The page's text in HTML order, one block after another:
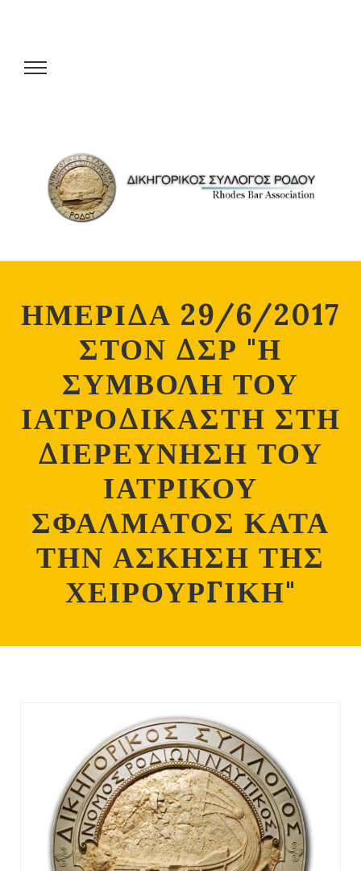
ΗΜΕΡΙΔΑ 29/6/2017
ΣΤΟΝ ΔΣΡ "Η
ΣΥΜΒΟΛΗ ΤΟΥ
ΙΑΤΡΟΔΙΚΑΣΤΗ ΣΤΗ
ΔΙΕΡΕΥΝΗΣΗ ΤΟΥ
ΙΑΤΡΙΚΟΥ
ΣΦΑΛΜΑΤΟΣ ΚΑΤΑ
ΤΗΝ ΑΣΚΗΣΗ ΤΗΣ
ΧΕΙΡΟΥΡΓΙΚΗ"